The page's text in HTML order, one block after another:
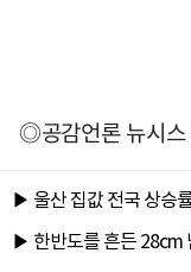
◎공감언론 뉴시스